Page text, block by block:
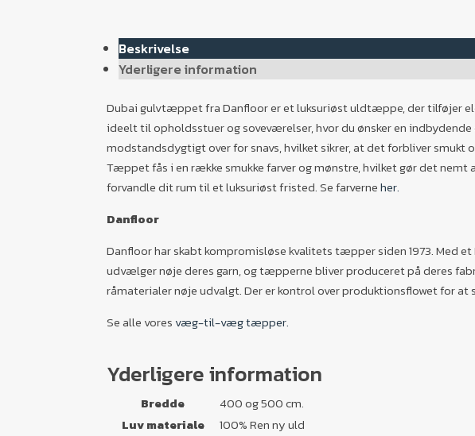
Beskrivelse
Yderligere information
Dubai gulvtæppet fra Danfloor er et luksuriøst uldtæppe, der tilføjer
ideelt til opholdsstuer og soveværelser, hvor du ønsker en
modstandsdygtigt over for snavs, hvilket sikrer, at det forbliver smukt
Tæppet fås i en række smukke farver og mønstre, hvilket gør det
forvandle dit rum til et luksuriøst fristed. Se farverneher.
Danfloor
Danfloor har skabt kompromisløse kvalitets tæpper siden 1973. Med
udvælger nøje deres garn, og tæpperne bliver produceret på deres
råmaterialer nøje udvalgt. Der er kontrol over produktionsflowet for
Se alle vores væg-til-væg tæpper.
Yderligere information
Bredde
400 og 500 cm.
Luv materiale
100% Ren ny uld